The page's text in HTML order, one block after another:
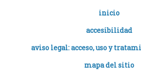
inicio
accesibilidad
aviso legal: acceso, uso y
mapa del sitio